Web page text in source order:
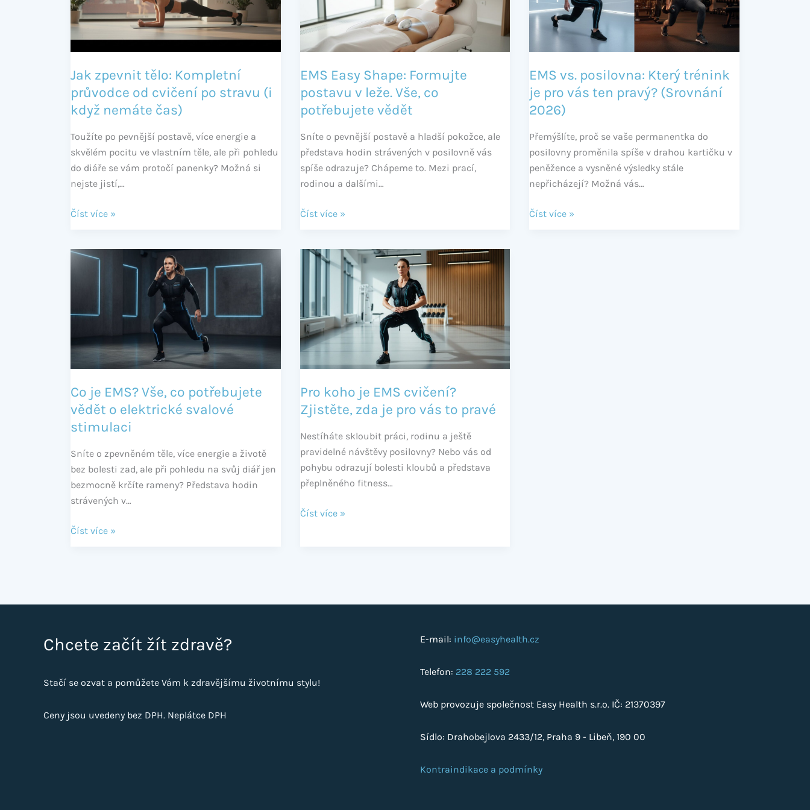
Jak zpevnit tělo: Kompletní
průvodce od cvičení po stravu (i
když nemáte čas)
Toužíte po pevnější postavě, více energie a
skvělém pocitu ve vlastním těle, ale při pohledu
do diáře se vám protočí panenky? Možná si
nejste jistí,…
od
cvičení
(i
když
nemáte
Číst více »
EMS Easy Shape: Formujte
postavu v leže. Vše, co
potřebujete vědět
Sníte o pevnější postavě a hladší pokožce, ale
představa hodin strávených v posilovně vás
spíše odrazuje? Chápeme to. Mezi prací,
rodinou a dalšími…
leže.
Vše,
potřebujete
vědět
Číst více »
EMS vs. posilovna: Který trénink
je pro vás ten pravý? (Srovnání
2026)
Přemýšlíte, proč se vaše permanentka do
posilovny proměnila spíše v drahou kartičku v
peněžence a vysněné výsledky stále
nepřicházejí? Možná vás…
je
pravý?
(Srovnání
2026)
Číst více »
Co je EMS? Vše, co potřebujete
vědět o elektrické svalové
stimulaci
Sníte o zpevněném těle, více energie a životě
bez bolesti zad, ale při pohledu na svůj diář jen
bezmocně krčíte rameny? Představa hodin
strávených v…
Co
co
vědět
svalové
stimulaci
Číst více »
Pro koho je EMS cvičení?
Zjistěte, zda je pro vás to pravé
Nestíháte skloubit práci, rodinu a ještě
pravidelné návštěvy posilovny? Nebo vás od
pohybu odrazují bolesti kloubů a představa
přeplněného fitness…
Pro
EMS
cvičení?
Zjistěte,
zda
je
vás
to
Číst více »
Chcete začít žít zdravě?
Stačí se ozvat a pomůžete Vám k zdravějšímu životnímu stylu!
Ceny jsou uvedeny bez DPH. Neplátce DPH
E-mail: info@easyhealth.cz
Telefon: 228 222 592
Web provozuje společnost Easy Health s.r.o. IČ: 21370397
Sídlo: Drahobejlova 2433/12, Praha 9 - Libeň, 190 00
Kontraindikace a podmínky